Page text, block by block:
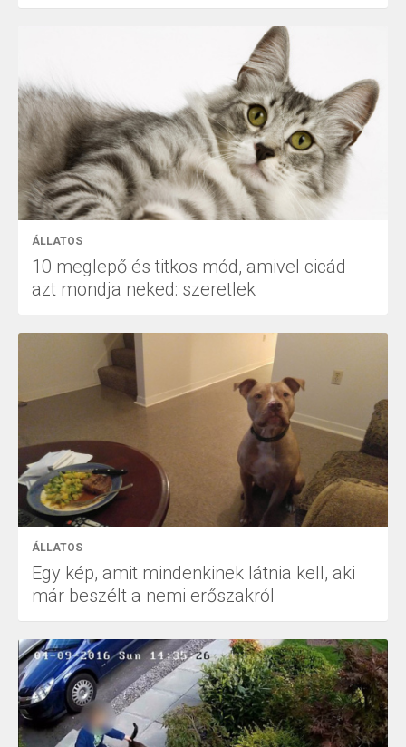
ÁLLATOS
10 meglepő és titkos mód, amivel cicád
azt mondja neked: szeretlek
ÁLLATOS
Egy kép, amit mindenkinek látnia kell, aki
már beszélt a nemi erőszakról